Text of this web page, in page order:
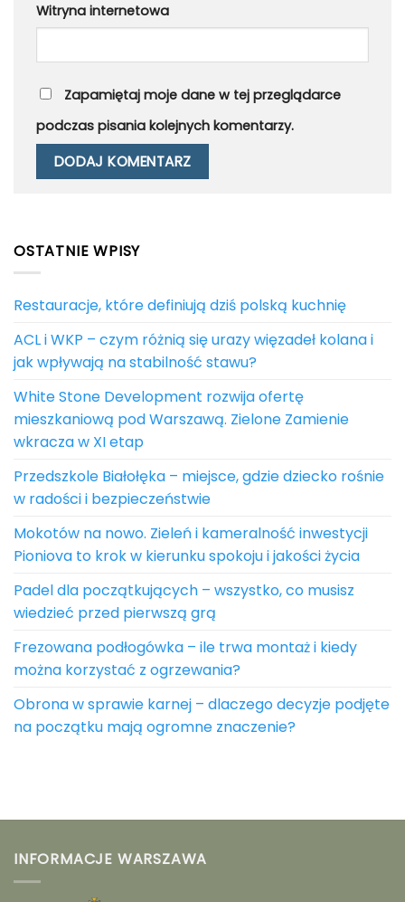
Witryna internetowa
Zapamiętaj moje dane w tej przeglądarce
podczas pisania kolejnych komentarzy.
OSTATNIE WPISY
Restauracje, które definiują dziś polską kuchnię
ACL i WKP – czym różnią się urazy więzadeł kolana i
jak wpływają na stabilność stawu?
White Stone Development rozwija ofertę
mieszkaniową pod Warszawą. Zielone Zamienie
wkracza w XI etap
Przedszkole Białołęka – miejsce, gdzie dziecko rośnie
w radości i bezpieczeństwie
Mokotów na nowo. Zieleń i kameralność inwestycji
Pioniova to krok w kierunku spokoju i jakości życia
Padel dla początkujących – wszystko, co musisz
wiedzieć przed pierwszą grą
Frezowana podłogówka – ile trwa montaż i kiedy
można korzystać z ogrzewania?
Obrona w sprawie karnej – dlaczego decyzje podjęte
na początku mają ogromne znaczenie?
INFORMACJE WARSZAWA